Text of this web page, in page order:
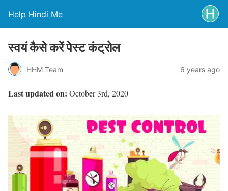
Help Hindi Me
स्वयं कैसे करें पेस्ट कंट्रोल
HHM Team 6 years ago
Last updated on: October 3rd, 2020